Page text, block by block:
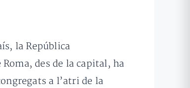
la República
des de la capital, ha
a l’atri de la